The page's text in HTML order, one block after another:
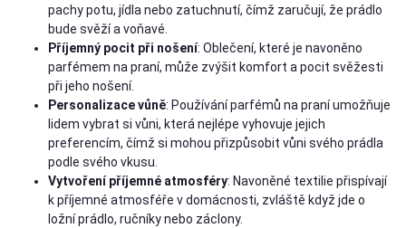
pachy potu, jídla nebo zatuchnutí, čímž zaručují, že prádlo
bude svěží a voňavé.
Příjemný pocit při nošení: Oblečení, které je navoněno
parfémem na praní, může zvýšit komfort a pocit svěžesti
při jeho nošení.
Personalizace vůně: Používání parfémů na praní umožňuje
lidem vybrat si vůni, která nejlépe vyhovuje jejich
preferencím, čímž si mohou přizpůsobit vůni svého prádla
podle svého vkusu.
Vytvoření příjemné atmosféry: Navoněné textilie přispívají
k příjemné atmosféře v domácnosti, zvláště když jde o
ložní prádlo, ručníky nebo záclony.